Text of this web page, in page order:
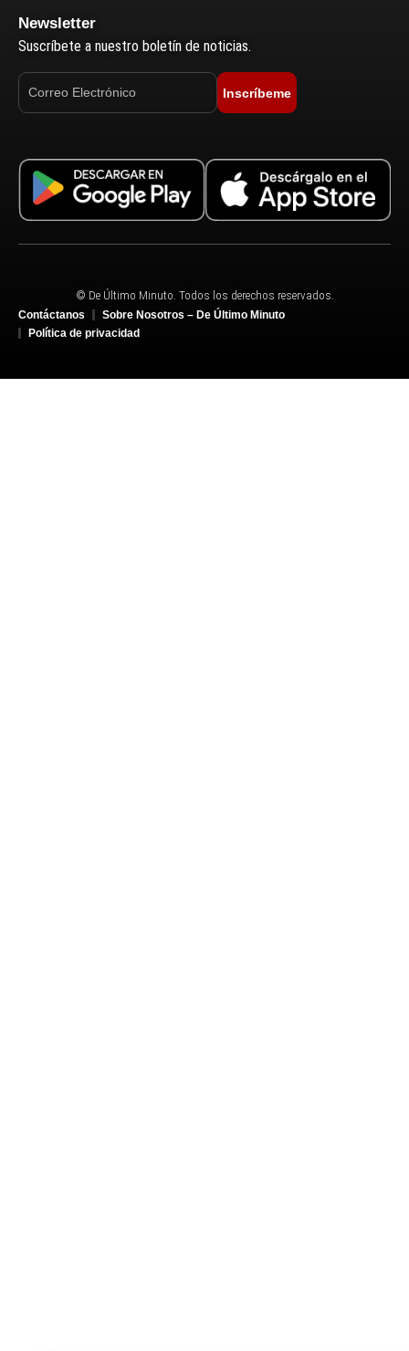
Newsletter
Suscríbete a nuestro boletín de noticias.
Inscríbeme
© De Último Minuto. Todos los derechos reservados.
Contáctanos
Sobre Nosotros – De Último Minuto
Política de privacidad